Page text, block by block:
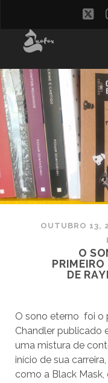
OUTUBRO 13,
O
DE
O sono eterno foi o
Chandler publicado
uma mistura de
início de sua
como a Black